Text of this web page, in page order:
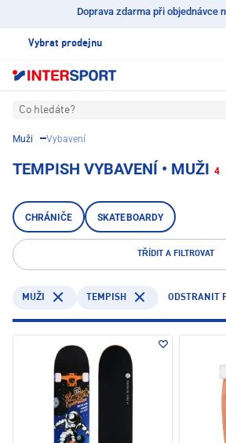
Doprava zdarma při objednávce
Vybrat prodejnu
Co hledáte?
Muži Vybavení
TEMPISH VYBAVENÍ • MUŽI 4
CHRÁNIČE SKATEBOARDY
TŘÍDIT A FILTROVAT
MUŽI TEMPISH ODSTRANIT